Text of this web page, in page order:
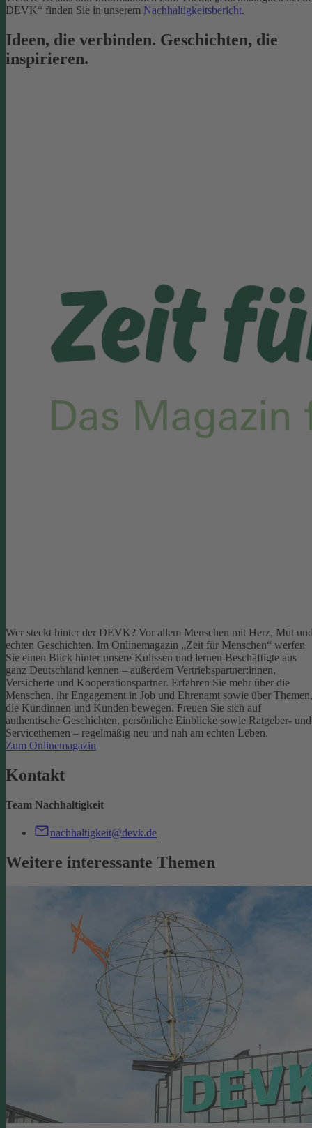
DEVK“ finden Sie in unserem Nachhaltigkeitsbericht.
Ideen, die verbinden. Geschichten, die
inspirieren.
Wer steckt hinter der DEVK? Vor allem Menschen mit Herz, Mut
echten Geschichten. Im Onlinemagazin „Zeit für Menschen“ werfen
Sie einen Blick hinter unsere Kulissen und lernen Beschäftigte aus
ganz Deutschland kennen – außerdem Vertriebspartner:innen,
Versicherte und Kooperationspartner. Erfahren Sie mehr über die
Menschen, ihr Engagement in Job und Ehrenamt sowie über Themen,
die Kundinnen und Kunden bewegen. Freuen Sie sich auf
authentische Geschichten, persönliche Einblicke sowie Ratgeber- und
Servicethemen – regelmäßig neu und nah am echten Leben.
Zum Onlinemagazin
Kontakt
Team Nachhaltigkeit
nachhaltigkeit@devk.de
Weitere interessante Themen